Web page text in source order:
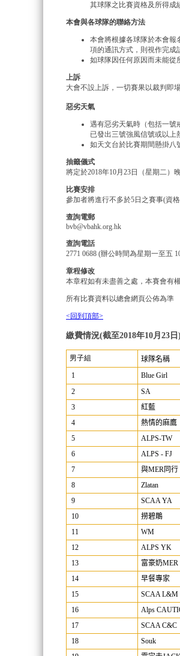
其球隊之比賽資格及所得成
本會與各球隊的聯絡方法
本會將根據各球隊於本會報
項的通訊方式，則視作完成
如球隊因任何原因而未能從
上訴
大會不設上訴，一切賽果以裁判即
惡劣天氣
遇有惡劣天氣時（包括一號
已發出三號強風信號或以上
如天文台於比賽期間懸掛八
抽籤儀式
將定於2018年10月23日（星期二）
比賽安排
參加者將進行不多於5日之賽事(資
查詢電郵
bvb@vbahk.org.hk
查詢電話
2771 0688 (辦公時間為星期一至五
章程修改
本章程如有未盡善之處，本賽會有
所有比賽資料以總會網頁公佈為準
<回到頂部>
繳費情況(截至2018年10月23日)
男子組 球隊名稱
1 Blue Girl
2
SA
3
紅藍
4
熱情的麻鷹
5
ALPS-TW
6
ALPS - FJ
7
與MER同行
8
Zlatan
9
SCAA YA
10
撈碧鵰
11
WM
12
ALPS YK
13
富豪奶MER
14
早餐專家
15
SCAA L&M
16
Alps
17
SCAA C&C
18
Souk